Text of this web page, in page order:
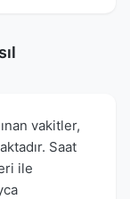
vakitler,
Saat
ile